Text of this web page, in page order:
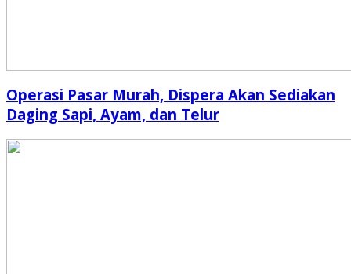
Operasi Pasar Murah, Dispera Akan Sediakan
Daging Sapi, Ayam, dan Telur